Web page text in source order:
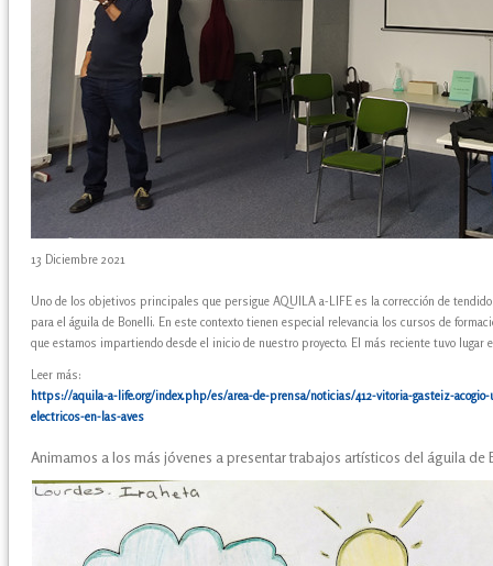
13 Diciembre 2021
Uno de los objetivos principales que persigue AQUILA a-LIFE es la corrección de
para el águila de Bonelli. En este contexto tienen especial relevancia los cursos de
que estamos impartiendo desde el inicio de nuestro proyecto. El más reciente tuvo lugar
Leer más:
https://aquila-a-life.org/index.php/es/area-de-prensa/noticias/412-vitoria-gasteiz-
electricos-en-las-aves
Animamos a los más jóvenes a presentar trabajos artísticos del águila de